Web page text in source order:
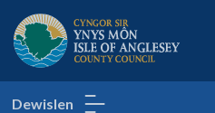
Cyngor Sir Ynys Môn
Dewislen